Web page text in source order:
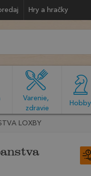
Hry a hračky
Varenie,
zdravie
Hobby
LOXBY